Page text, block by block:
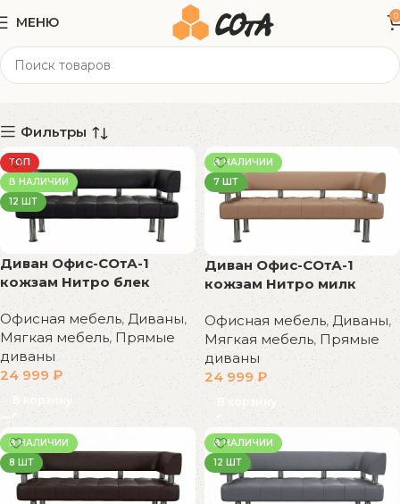
МЕНЮ 0
160x60x71 см
Фильтры
ТОП
В НАЛИЧИИ
12 ШТ
Диван Офис-СОтА-1
кожзам Нитро блек
Офисная мебель,Диваны,
Мягкая мебель, Прямые
диваны
24 999 ₽
В корзину
В НАЛИЧИИ
7 ШТ
Диван Офис-СОтА-1
кожзам Нитро милк
Офисная мебель,Диваны,
Мягкая мебель, Прямые
диваны
24 999₽
В корзину
В НАЛИЧИИ
8 ШТ
В НАЛИЧИИ
12 ШТ